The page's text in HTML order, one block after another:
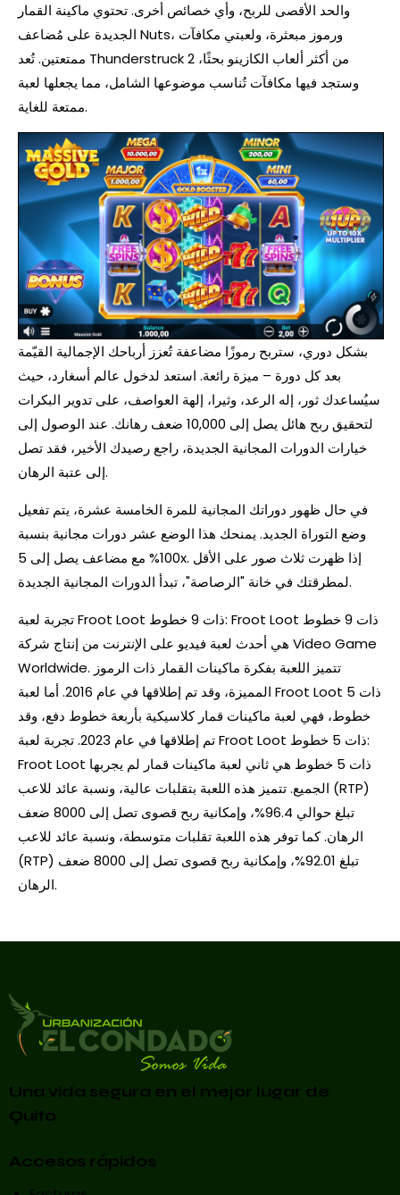
والحد الأقصى للربح، وأي خصائص أخرى. تحتوي ماكينة القمار
الجديدة على مُضاعف Nuts، ورموز مبعثرة، ولعبتي مكافآت
ممتعتين. تُعد Thunderstruck 2 من أكثر ألعاب الكازينو بحثًا،
وستجد فيها مكافآت تُناسب موضوعها الشامل، مما يجعلها لعبة
ممتعة للغاية.
بشكل دوري، ستربح رموزًا مضاعفة تُعزز أرباحك الإجمالية القيّمة
بعد كل دورة – ميزة رائعة. استعد لدخول عالم أسغارد، حيث
سيُساعدك ثور، إله الرعد، وثيرا، إلهة العواصف، على تدوير البكرات
لتحقيق ربح هائل يصل إلى 10,000 ضعف رهانك. عند الوصول إلى
خيارات الدورات المجانية الجديدة، راجع رصيدك الأخير، فقد تصل
إلى عتبة الرهان.
في حال ظهور دوراتك المجانية للمرة الخامسة عشرة، يتم تفعيل
وضع التوراة الجديد. يمنحك هذا الوضع عشر دورات مجانية بنسبة
100% مع مضاعف يصل إلى 5x. إذا ظهرت ثلاث صور على الأقل
لمطرقتك في خانة "الرصاصة"، تبدأ الدورات المجانية الجديدة.
تجربة لعبة Froot Loot ذات 9 خطوط: Froot Loot ذات 9 خطوط
هي أحدث لعبة فيديو على الإنترنت من إنتاج شركة Video Game
Worldwide. تتميز اللعبة بفكرة ماكينات القمار ذات الرموز
المميزة، وقد تم إطلاقها في عام 2016. أما لعبة Froot Loot ذات 5
خطوط، فهي لعبة ماكينات قمار كلاسيكية بأربعة خطوط دفع، وقد
تم إطلاقها في عام 2023. تجربة لعبة Froot Loot ذات 5 خطوط:
Froot Loot ذات 5 خطوط هي ثاني لعبة ماكينات قمار لم يجربها
الجميع. تتميز هذه اللعبة بتقلبات عالية، ونسبة عائد للاعب (RTP)
تبلغ حوالي 96.4%، وإمكانية ربح قصوى تصل إلى 8000 ضعف
الرهان. كما توفر هذه اللعبة تقلبات متوسطة، ونسبة عائد للاعب
(RTP) تبلغ 92.01%، وإمكانية ربح قصوى تصل إلى 8000 ضعف
الرهان.
Una vida segura en el mejor lugar de
Quito
Accesos rápidos